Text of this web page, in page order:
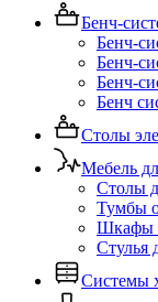
Бенч-
Бенч-
Бенч-
Бенч-
Бенч
Столы
Мебель
Столы
Тумбы
Шкафы
Стулья
Системы